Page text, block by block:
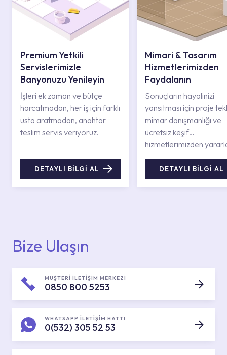
Premium Yetkili
Servislerimizle
Banyonuzu Yenileyin
İşleri ek zaman ve bütçe
harcatmadan, her iş için farklı
usta aratmadan, anahtar
teslim servis veriyoruz.
DETAYLI BİLGİ AL
Mimari & Tasarım
Hizmetlerimizden
Faydalanın
Sonuçların hayalinizi
yansıtması için proje
mimar danışmanlığı ve
ücretsiz keşif
hizmetlerimizden
DETAYLI BİLGİ AL
Bize Ulaşın
MÜŞTERİ İLETİŞİM MERKEZİ
0850 800 5253
WHATSAPP İLETİŞİM HATTI
0(532) 305 52 53